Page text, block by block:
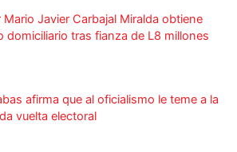
Mario Javier Carbajal Miralda obtiene
domiciliario tras fianza de L8 millones
afirma que al oficialismo le teme a la
vuelta electoral